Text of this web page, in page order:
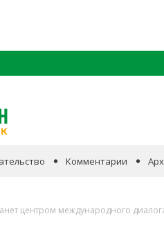
Комментарии
центром международного